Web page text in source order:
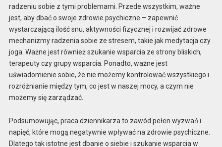
radzeniu sobie z tymi problemami. Przede wszystkim, ważne
jest, aby dbać o swoje zdrowie psychiczne – zapewnić
wystarczającą ilość snu, aktywności fizycznej i rozwijać zdrowe
mechanizmy radzenia sobie ze stresem, takie jak medytacja czy
joga. Ważne jest również szukanie wsparcia ze strony bliskich,
terapeuty czy grupy wsparcia. Ponadto, ważne jest
uświadomienie sobie, że nie możemy kontrolować wszystkiego i
rozróżnianie między tym, co jest w naszej mocy, a czym nie
możemy się zarządzać.
Podsumowując, praca dziennikarza to zawód pełen wyzwań i
napięć, które mogą negatywnie wpływać na zdrowie psychiczne.
Dlatego tak istotne jest dbanie o siebie i szukanie wsparcia w